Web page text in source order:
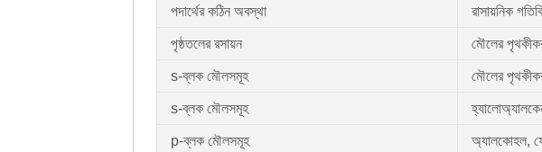
পদার্থের কঠিন অবস্থা রাসায়নিক
পৃষ্ঠতলের রসায়ন মৌলের
s-ব্লক মৌলসমূহ মৌলের
s-ব্লক মৌলসমূহ
p-ব্লক মৌলসমূহ অ্যালকোহল,